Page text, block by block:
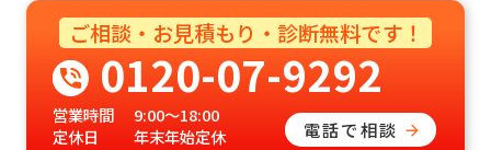
ご相談・お見積もり・診断無料です！
0120-07-9292
営業時間
9:00〜18:00
定休日
年末年始定休 電話で相談